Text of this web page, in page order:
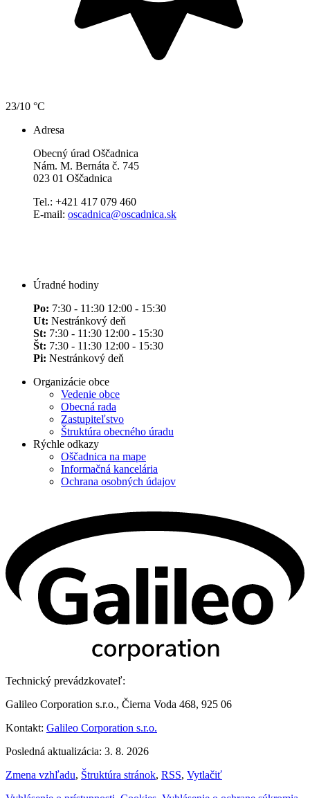
23/10 °C
Adresa
Obecný úrad Oščadnica
Nám. M. Bernáta č. 745
023 01 Oščadnica
Tel.: +421 417 079 460
E-mail: oscadnica@oscadnica.sk
Úradné hodiny
Po: 7:30 - 11:30 12:00 - 15:30
Ut: Nestránkový deň
St: 7:30 - 11:30 12:00 - 15:30
Št: 7:30 - 11:30 12:00 - 15:30
Pi: Nestránkový deň
Organizácie obce
Vedenie obce
Obecná rada
Zastupiteľstvo
Štruktúra obecného úradu
Rýchle odkazy
Oščadnica na mape
Informačná kancelária
Ochrana osobných údajov
Technický prevádzkovateľ:
Galileo Corporation s.r.o., Čierna Voda 468, 925 06
Kontakt: Galileo Corporation s.r.o.
Posledná aktualizácia: 3. 8. 2026
Zmena vzhľadu, Štruktúra stránok, RSS, Vytlačiť